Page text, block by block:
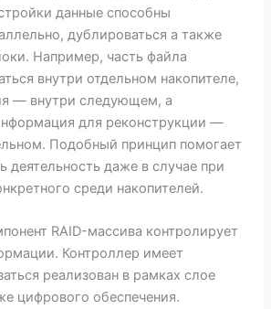
данные способны
дублироваться а также
Например, часть файла
внутри отдельном накопителе,
— внутри следующем, а
для реконструкции —
Подобный принцип помогает
деятельность даже в случае при
среди накопителей.
RAID-массива контролирует
Контроллер имеет
реализован в рамках слое
цифрового обеспечения.